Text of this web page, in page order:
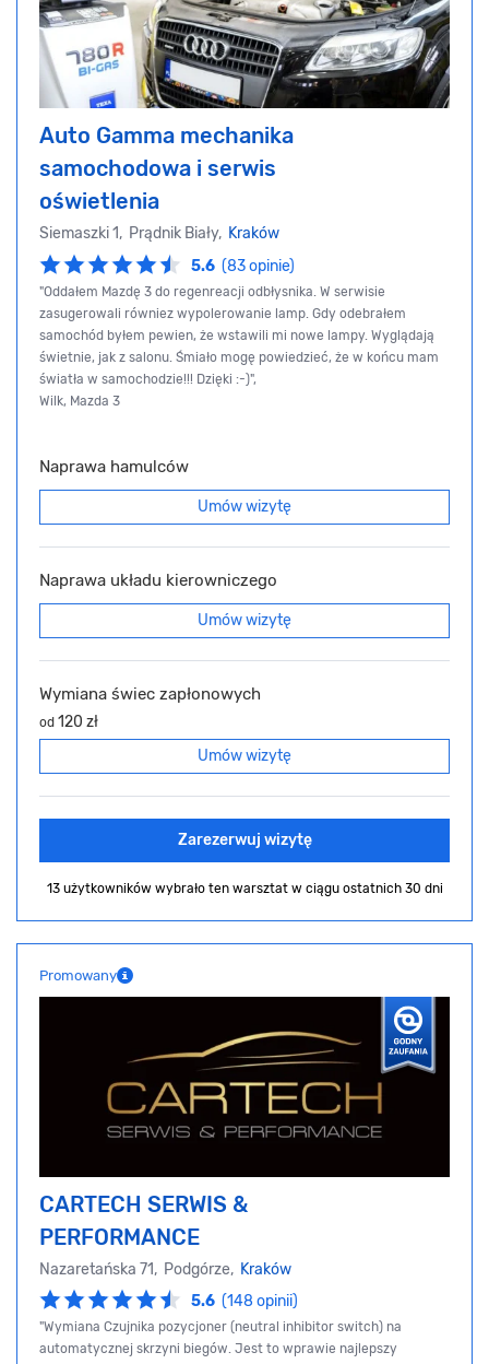
Auto Gamma mechanika
samochodowa i serwis
oświetlenia
Siemaszki 1, Prądnik Biały, Kraków
5.6 (83 opinie)
"Oddałem Mazdę 3 do regenreacji odbłysnika. W serwisie
zasugerowali równiez wypolerowanie lamp. Gdy odebrałem
samochód byłem pewien, że wstawili mi nowe lampy. Wyglądają
świetnie, jak z salonu. Śmiało mogę powiedzieć, że w końcu mam
światła w samochodzie!!! Dzięki :-)",
Wilk, Mazda 3
Naprawa hamulców
Umów wizytę
Naprawa układu kierowniczego
Umów wizytę
Wymiana świec zapłonowych
od 120 zł
Umów wizytę
Zarezerwuj wizytę
13 użytkowników wybrało ten warsztat w ciągu ostatnich 30 dni
Promowany
CARTECH SERWIS &
PERFORMANCE
Nazaretańska 71, Podgórze, Kraków
5.6 (148 opinii)
"Wymiana Czujnika pozycjoner (neutral inhibitor switch) na
automatycznej skrzyni biegów. Jest to wprawie najlepszy